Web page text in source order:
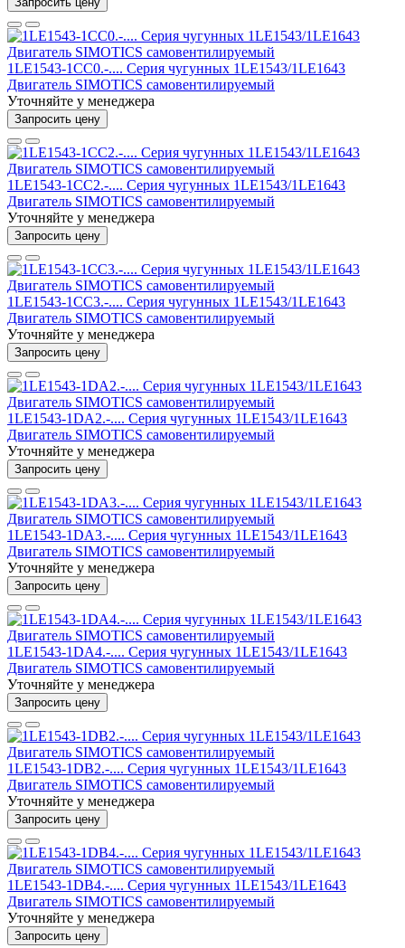
1LE1543-1CC0.-.... Серия чугунных 1LE1543/1LE1643
Двигатель SIMOTICS самовентилируемый
Уточняйте у менеджера
Запросить цену
1LE1543-1CC2.-.... Серия чугунных 1LE1543/1LE1643
Двигатель SIMOTICS самовентилируемый
Уточняйте у менеджера
Запросить цену
1LE1543-1CC3.-.... Серия чугунных 1LE1543/1LE1643
Двигатель SIMOTICS самовентилируемый
Уточняйте у менеджера
Запросить цену
1LE1543-1DA2.-.... Серия чугунных 1LE1543/1LE1643
Двигатель SIMOTICS самовентилируемый
Уточняйте у менеджера
Запросить цену
1LE1543-1DA3.-.... Серия чугунных 1LE1543/1LE1643
Двигатель SIMOTICS самовентилируемый
Уточняйте у менеджера
Запросить цену
1LE1543-1DA4.-.... Серия чугунных 1LE1543/1LE1643
Двигатель SIMOTICS самовентилируемый
Уточняйте у менеджера
Запросить цену
1LE1543-1DB2.-.... Серия чугунных 1LE1543/1LE1643
Двигатель SIMOTICS самовентилируемый
Уточняйте у менеджера
Запросить цену
1LE1543-1DB4.-.... Серия чугунных 1LE1543/1LE1643
Двигатель SIMOTICS самовентилируемый
Уточняйте у менеджера
Запросить цену